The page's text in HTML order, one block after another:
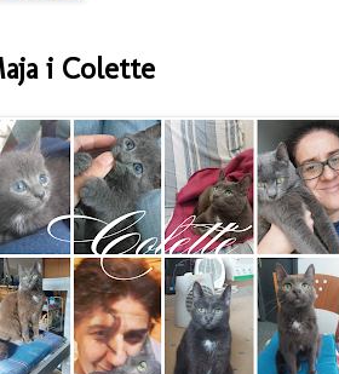
i Colette